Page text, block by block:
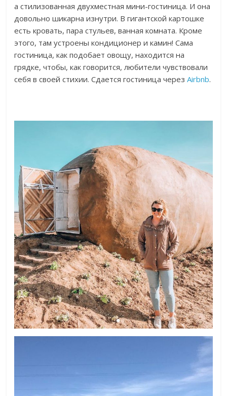
а стилизованная двухместная мини-гостиница. И она
довольно шикарна изнутри. В гигантской картошке
есть кровать, пара стульев, ванная комната. Кроме
этого, там устроены кондиционер и камин! Сама
гостиница, как подобает овощу, находится на
грядке, чтобы, как говорится, любители чувствовали
себя в своей стихии. Сдается гостиница черезAirbnb.